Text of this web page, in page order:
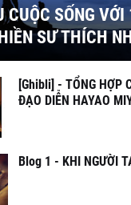
CUỘC SỐNG VỚI
SƯ THÍCH
[Ghibli] - TỔNG HỢP
ĐẠO DIỄN HAYAO
Blog 1 - KHI NGƯỜI